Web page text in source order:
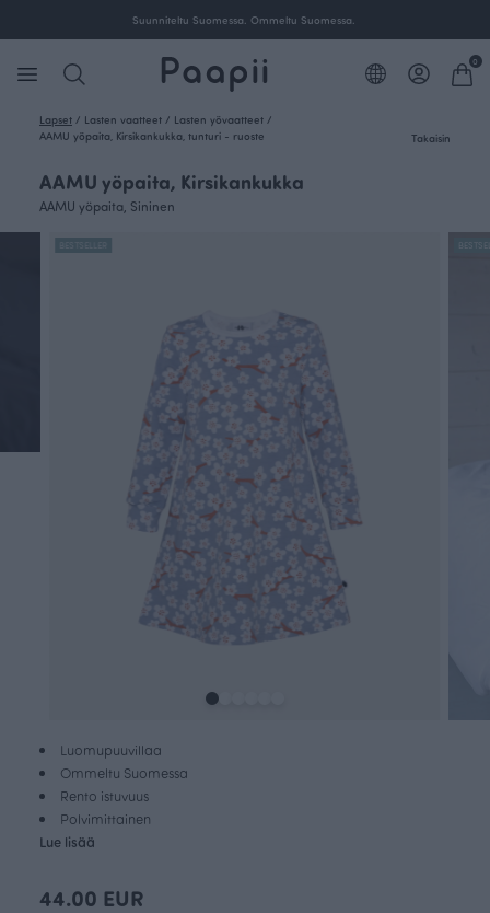
Suunniteltu Suomessa. Ommeltu Suomessa.
0
Lapset / Lasten vaatteet / Lasten yövaatteet /
AAMU yöpaita, Kirsikankukka, tunturi - ruoste
Takaisin
AAMU yöpaita, Kirsikankukka
AAMU yöpaita, Sininen
Luomupuuvillaa
Ommeltu Suomessa
Rento istuvuus
Polvimittainen
Lue lisää
44.00 EUR